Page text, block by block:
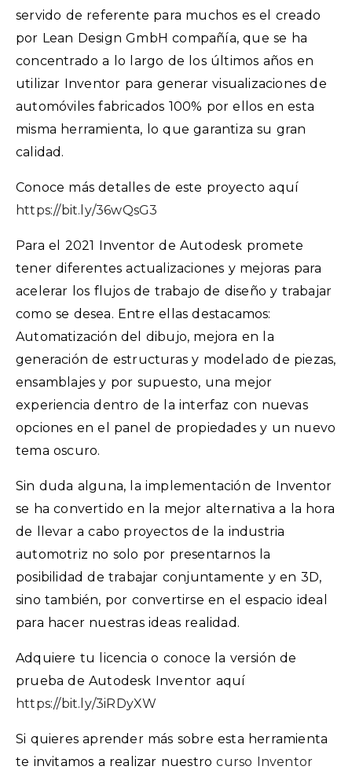
servido de referente para muchos es el creado
por Lean Design GmbH compañía, que se ha
concentrado a lo largo de los últimos años en
utilizar Inventor para generar visualizaciones de
automóviles fabricados 100% por ellos en esta
misma herramienta, lo que garantiza su gran
calidad.
Conoce más detalles de este proyecto aquí
https://bit.ly/36wQsG3
Para el 2021 Inventor de Autodesk promete
tener diferentes actualizaciones y mejoras para
acelerar los flujos de trabajo de diseño y trabajar
como se desea. Entre ellas destacamos:
Automatización del dibujo, mejora en la
generación de estructuras y modelado de piezas,
ensamblajes y por supuesto, una mejor
experiencia dentro de la interfaz con nuevas
opciones en el panel de propiedades y un nuevo
tema oscuro.
Sin duda alguna, la implementación de Inventor
se ha convertido en la mejor alternativa a la hora
de llevar a cabo proyectos de la industria
automotriz no solo por presentarnos la
posibilidad de trabajar conjuntamente y en 3D,
sino también, por convertirse en el espacio ideal
para hacer nuestras ideas realidad.
Adquiere tu licencia o conoce la versión de
prueba de Autodesk Inventor aquí
https://bit.ly/3iRDyXW
Si quieres aprender más sobre esta herramienta
te invitamos a realizar nuestrocurso Inventor